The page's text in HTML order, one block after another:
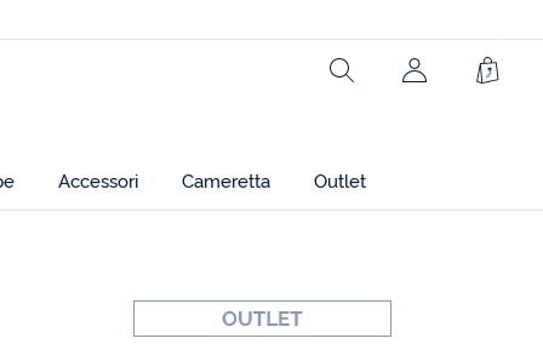
Rechercher
Accessori Cameretta Outlet